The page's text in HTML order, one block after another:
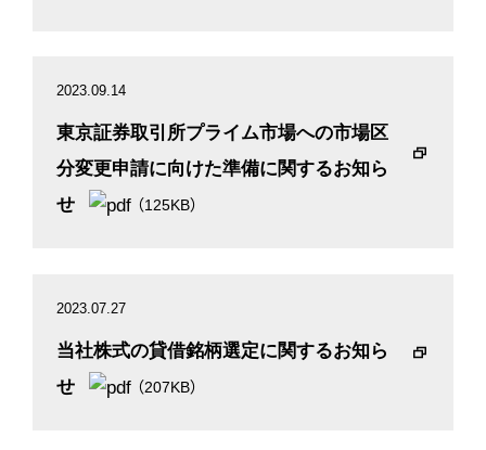
2023.09.14
東京証券取引所プライム市場への市場区
分変更申請に向けた準備に関するお知ら
せ
（125KB）
2023.07.27
当社株式の貸借銘柄選定に関するお知ら
せ
（207KB）